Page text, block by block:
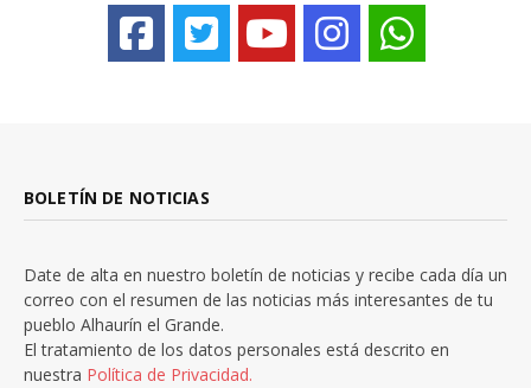
BOLETÍN DE NOTICIAS
Date de alta en nuestro boletín de noticias y recibe cada día un
correo con el resumen de las noticias más interesantes de tu
pueblo Alhaurín el Grande.
El tratamiento de los datos personales está descrito en
nuestra Política de Privacidad.